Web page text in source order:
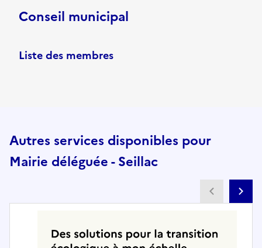
Conseil municipal
Liste des membres
Autres services disponibles pour
Mairie déléguée - Seillac